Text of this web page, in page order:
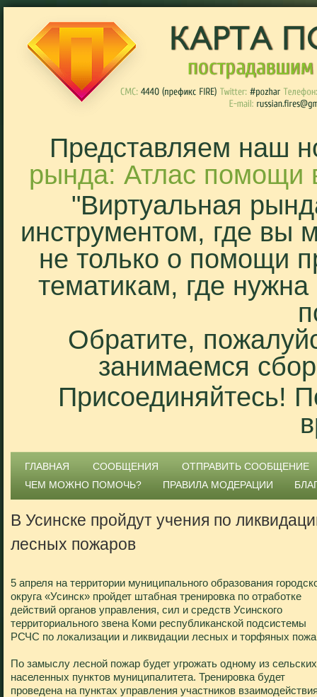
Представляем наш
рында: Атлас помощи
"Виртуальная
инструментом, где вы
не только о помощи
тематикам, где
Обратите,
занимаемся
Присоединяйтесь!
ГЛАВНАЯ СООБЩЕНИЯ
ОТПРАВИТЬ СООБЩЕНИЕ
ЧЕМ МОЖНО ПОМОЧЬ?
ПРАВИЛА МОДЕРАЦИИ
В Усинске пройдут учения по
лесных пожаров
5 апреля на территории муниципального образования
округа «Усинск» пройдет штабная тренировка по отработке
действий органов управления, сил и средств Усинского
территориального звена Коми республиканской подсистемы
РСЧС по локализации и ликвидации лесных и торфяных
По замыслу лесной пожар будет угрожать одному из сельских
населенных пунктов муниципалитета. Тренировка будет
проведена на пунктах управления участников